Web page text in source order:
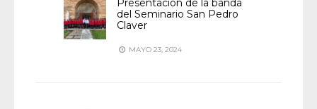
Presentación de la banda
del Seminario San Pedro
Claver
MAYO 23, 2024